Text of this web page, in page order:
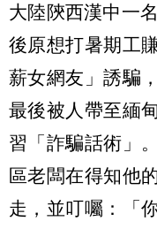
大陸陝西漢中一
後原想打暑期工
薪女網友」誘騙
最後被人帶至緬
習「詐騙話術」
區老闆在得知他
走，並叮囑：「